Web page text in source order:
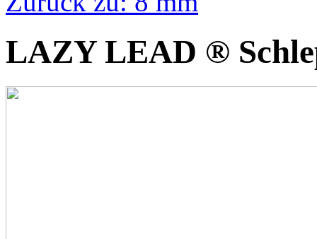
LAZY LEAD ®